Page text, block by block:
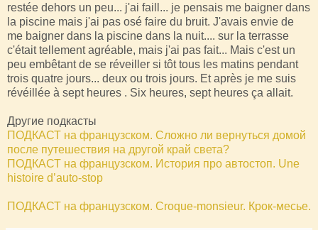
restée dehors un peu... j'ai faill... je pensais me baigner dans
la piscine mais j'ai pas osé faire du bruit. J'avais envie de
me baigner dans la piscine dans la nuit.... sur la terrasse
c'était tellement agréable, mais j'ai pas fait... Mais c'est un
peu embêtant de se réveiller si tôt tous les matins pendant
trois quatre jours... deux ou trois jours. Et après je me suis
révéillée à sept heures . Six heures, sept heures ça allait.
Другие подкасты
ПОДКАСТ на французском. Сложно ли вернуться домой
после путешествия на другой край света?
ПОДКАСТ на французском. История про автостоп. Une
histoire d’auto-stop
ПОДКАСТ на французском. Croque-monsieur. Крок-месье.